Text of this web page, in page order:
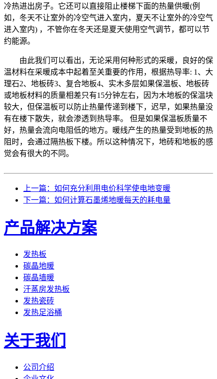
冷热进出房子。它还可以直接阻止楼梯下面的热量供暖(例
如，冬天不让室外的冷空气进入室内，夏天不让室外的冷空气
进入室内) ，不管你在冬天还是夏天使用空气调节，都可以节
约能源。
由此我们可以看出，无论采用何种形式的采暖，良好的保
温材料在采暖成本中起着至关重要的作用，根据热导率: 1、大
理石2、地板砖3、复合地板4、实木多层如果保温板、地板砖
或地板材料的质量相差只有15分钟左右，因为木地板的保温块
较大，但保温板可以防止热量传递到楼下，迟早，如果热量没
有在楼下散失，就会渗透到热导率。 但是如果保温板质量不
好，热量会流向电阻低的地方。暖线产生的热量受到地板的热
阻时，会通过隔热板下楼。所以这种情况下，地砖和地板的感
觉会有很大的不同。
上一篇：如何充分利用电价科学使电地变暖
下一篇：如何计算石墨烯地暖每天的耗电量
产品解决方案
发热板
碳晶地暖
碳晶墙暖
汗蒸房发热板
发热瓷砖
发热足浴桶
关于我们
公司介绍